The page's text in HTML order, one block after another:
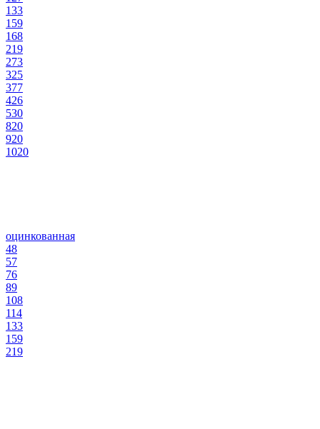
133
159
168
219
273
325
377
426
530
820
920
1020
оцинкованная
48
57
76
89
108
114
133
159
219